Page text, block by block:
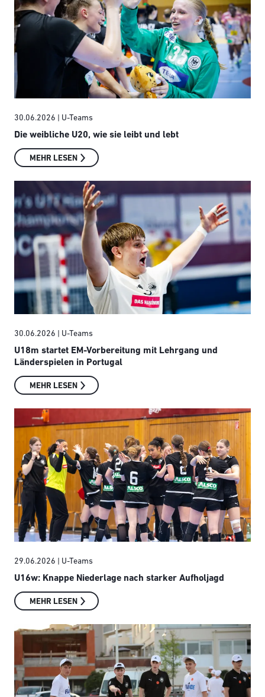
30.06.2026 | U-Teams
Die weibliche U20, wie sie leibt und lebt
MEHR LESEN
30.06.2026 | U-Teams
U18m startet EM-Vorbereitung mit Lehrgang und
Länderspielen in Portugal
MEHR LESEN
29.06.2026 | U-Teams
U16w: Knappe Niederlage nach starker Aufholjagd
MEHR LESEN